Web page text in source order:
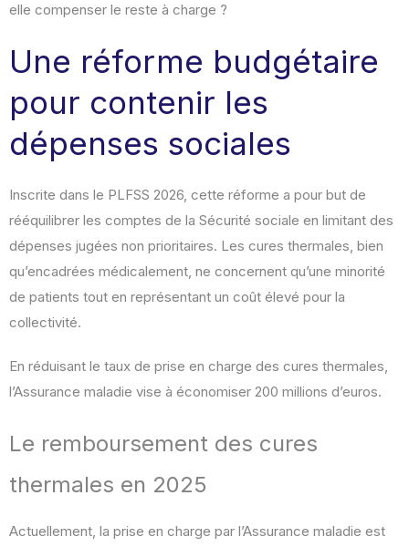
elle compenser le reste à charge ?
Une réforme budgétaire
pour contenir les
dépenses sociales
Inscrite dans le PLFSS 2026, cette réforme a pour but de
rééquilibrer les comptes de la Sécurité sociale en limitant des
dépenses jugées non prioritaires. Les cures thermales, bien
qu’encadrées médicalement, ne concernent qu’une minorité
de patients tout en représentant un coût élevé pour la
collectivité.
En réduisant le taux de prise en charge des cures thermales,
l’Assurance maladie vise à économiser 200 millions d’euros.
Le remboursement des cures
thermales en 2025
Actuellement, la prise en charge par l’Assurance maladie est